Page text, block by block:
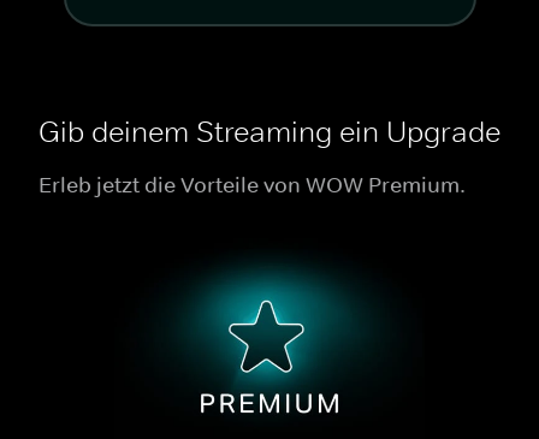
Gib deinem Streaming ein Upgrade
Erleb jetzt die Vorteile von WOW Premium.